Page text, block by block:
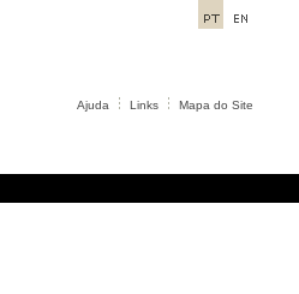
Ajuda Links Mapa do Site